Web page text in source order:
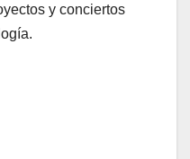
y conciertos